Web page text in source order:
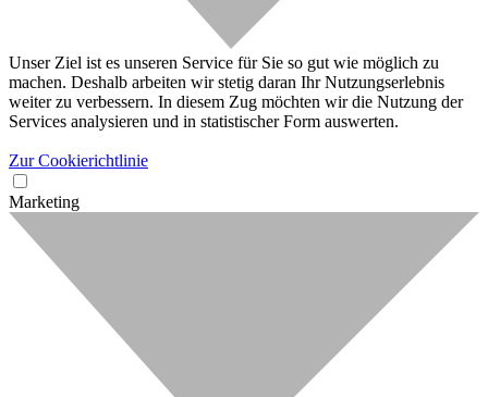
Unser Ziel ist es unseren Service für Sie so gut wie möglich zu
machen. Deshalb arbeiten wir stetig daran Ihr Nutzungserlebnis
weiter zu verbessern. In diesem Zug möchten wir die Nutzung der
Services analysieren und in statistischer Form auswerten.
Zur Cookierichtlinie
Marketing